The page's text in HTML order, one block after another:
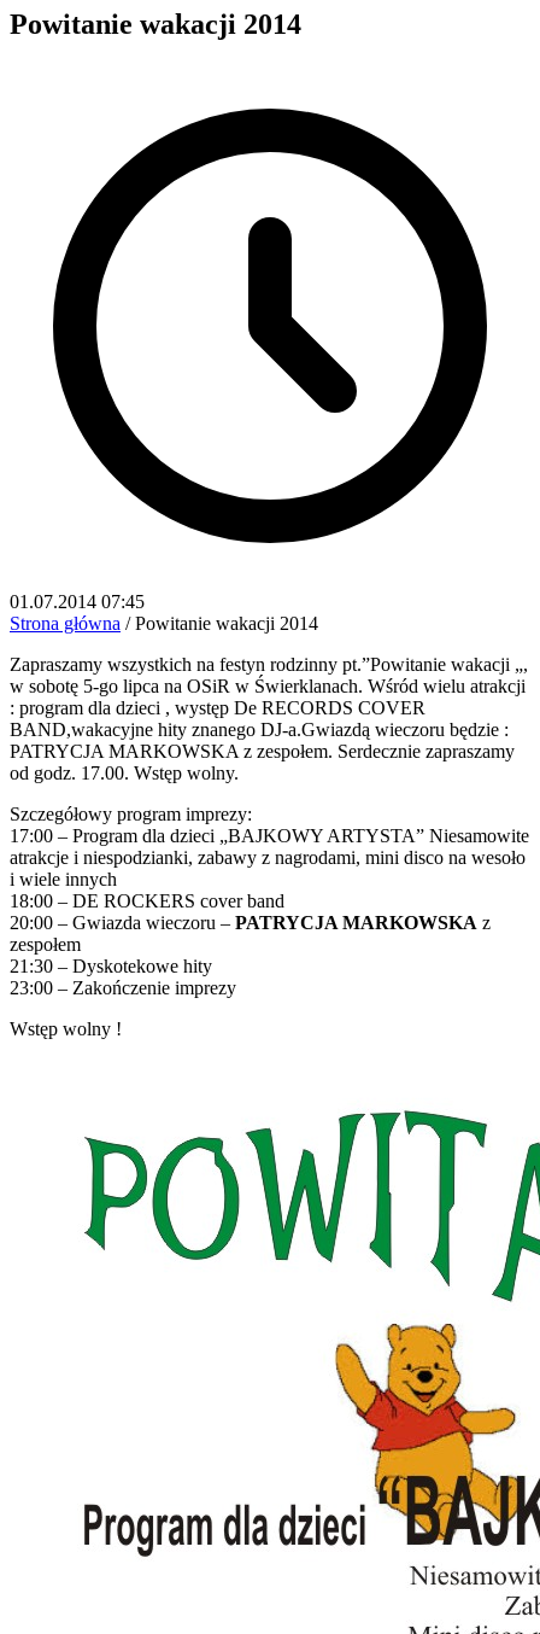
Powitanie wakacji 2014
01.07.2014 07:45
Strona główna / Powitanie wakacji 2014
Zapraszamy wszystkich na festyn rodzinny pt.”Powitanie wakacji „,
w sobotę 5-go lipca na OSiR w Świerklanach. Wśród wielu atrakcji
: program dla dzieci , występ De RECORDS COVER
BAND,wakacyjne hity znanego DJ-a.Gwiazdą wieczoru będzie :
PATRYCJA MARKOWSKA z zespołem. Serdecznie zapraszamy
od godz. 17.00. Wstęp wolny.
Szczegółowy program imprezy:
17:00 – Program dla dzieci „BAJKOWY ARTYSTA” Niesamowite
atrakcje i niespodzianki, zabawy z nagrodami, mini disco na wesoło
i wiele innych
18:00 – DE ROCKERS cover band
20:00 – Gwiazda wieczoru – PATRYCJA MARKOWSKA z
zespołem
21:30 – Dyskotekowe hity
23:00 – Zakończenie imprezy
Wstęp wolny !